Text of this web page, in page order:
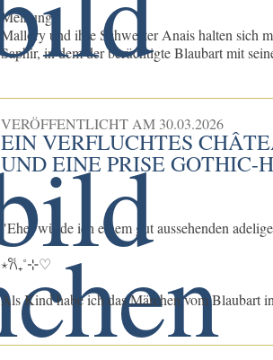
Meinung:
Mallory und ihre Schwester Anais halten sich
Saphir, in dem der berüchtigte Blaubart mit
VERÖFFENTLICHT AM 30.03.2026
EIN VERFLUCHTES
ND EINE PRISE GOTHIC-
"Eher würde ich einem gut aussehenden
⋆𐙚₊˚⊹♡
Als Kind habe ich das Märchen vom Blaubart